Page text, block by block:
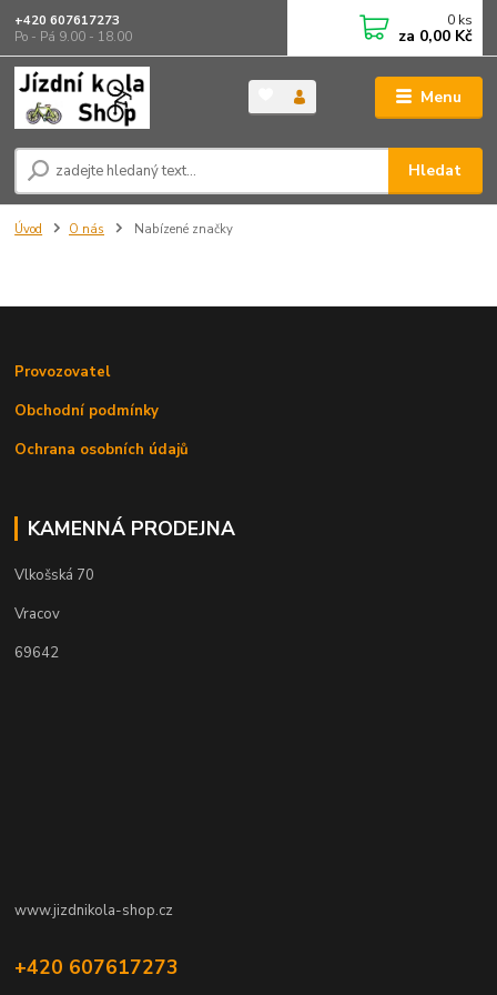
Menu
Hledat
+420 607617273
Po - Pá 9.00 - 18.00
0 ks
za 0,00 Kč
Úvod O nás Nabízené značky
Provozovatel
Obchodní podmínky
Ochrana osobních údajů
KAMENNÁ PRODEJNA
Vlkošská 70
Vracov
69642
www.jizdnikola-shop.cz
+420 607617273